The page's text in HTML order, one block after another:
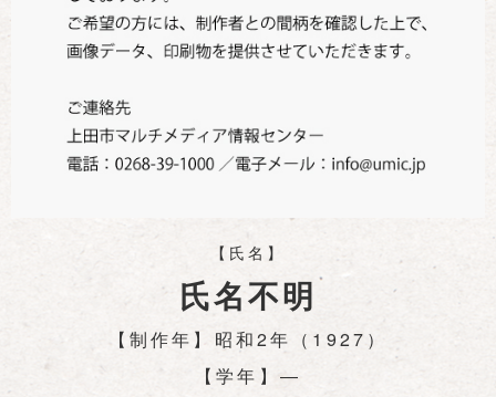
【氏名】
氏名不明
【制作年】昭和2年（1927）
【学年】―